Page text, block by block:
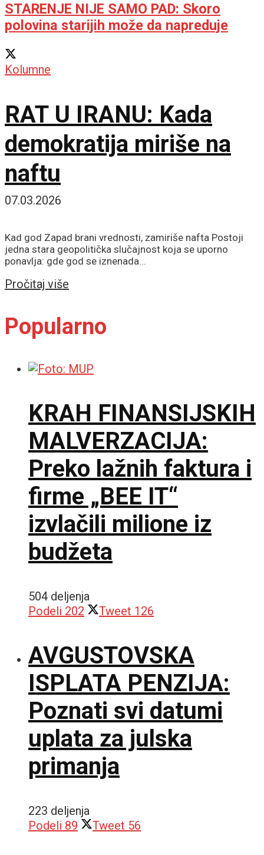
STARENJE NIJE SAMO PAD: Skoro
polovina starijih može da napreduje
Kolumne
RAT U IRANU: Kada
demokratija miriše na
naftu
07.03.2026
Kad god Zapad brani vrednosti, zamiriše nafta Postoji
jedna stara geopolitička slučajnost koja se uporno
ponavlja: gde god se iznenada...
Pročitaj više
Popularno
KRAH FINANSIJSKIH
MALVERZACIJA:
Preko lažnih faktura i
firme „BEE IT“
izvlačili milione iz
budžeta
504 deljenja
Podeli 202 Tweet 126
AVGUSTOVSKA
ISPLATA PENZIJA:
Poznati svi datumi
uplata za julska
primanja
223 deljenja
Podeli 89 Tweet 56